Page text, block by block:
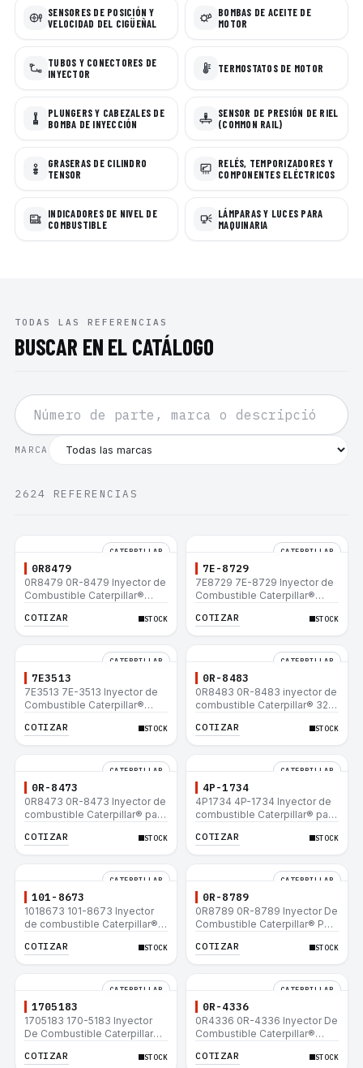
SENSORES DE POSICIÓN Y
VELOCIDAD DEL CIGÜEÑAL
BOMBAS DE ACEITE DE
MOTOR
TUBOS Y CONECTORES DE
INYECTOR
TERMOSTATOS DE MOTOR
PLUNGERS Y CABEZALES DE
BOMBA DE INYECCIÓN
SENSOR DE PRESIÓN DE RIEL
(COMMON RAIL)
GRASERAS DE CILINDRO
TENSOR
RELÉS, TEMPORIZADORES Y
COMPONENTES ELÉCTRICOS
INDICADORES DE NIVEL DE
COMBUSTIBLE
LÁMPARAS Y LUCES PARA
MAQUINARIA
TODAS LAS REFERENCIAS
BUSCAR EN EL CATÁLOGO
MARCA
2624 REFERENCIAS
CATERPILLAR
0R8479
0R8479 0R-8479 Inyector de
Combustible Caterpillar®
IT14B 910E
COTIZAR STOCK
CATERPILLAR
7E-8729
7E8729 7E-8729 Inyector de
Combustible Caterpillar®
IT14B 910E
COTIZAR STOCK
CATERPILLAR
7E3513
7E3513 7E-3513 Inyector de
Combustible Caterpillar®
IT14B 910E
COTIZAR STOCK
CATERPILLAR
0R-8483
0R8483 0R-8483 inyector de
combustible Caterpillar® 320
320N 320-A S IT18F IT28F
COTIZAR STOCK
CATERPILLAR
0R-8473
0R8473 0R-8473 Inyector de
combustible Caterpillar® para
COTIZAR STOCK
CATERPILLAR
4P-1734
4P1734 4P-1734 Inyector de
combustible Caterpillar® para
COTIZAR STOCK
CATERPILLAR
101-8673
1018673 101-8673 Inyector
de combustible Caterpillar®
COTIZAR STOCK
CATERPILLAR
0R-8789
0R8789 0R-8789 Inyector De
Combustible Caterpillar® PM-
RM-350 SM-350
COTIZAR STOCK
CATERPILLAR
1705183
1705183 170-5183 Inyector
De Combustible Caterpillar®
12H 140G 950B
COTIZAR STOCK
CATERPILLAR
0R-4336
0R4336 0R-4336 Inyector De
Combustible Caterpillar®
12H 140G 950B
COTIZAR STOCK